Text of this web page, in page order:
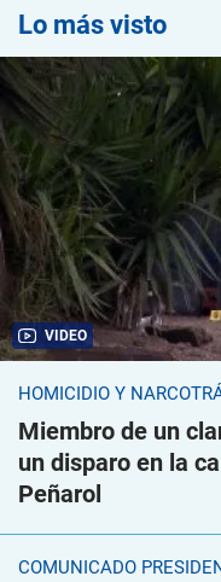
Lo más visto
VIDEO
HOMICIDIO Y
Miembro de un
un disparo en la
Peñarol
COMUNICADO